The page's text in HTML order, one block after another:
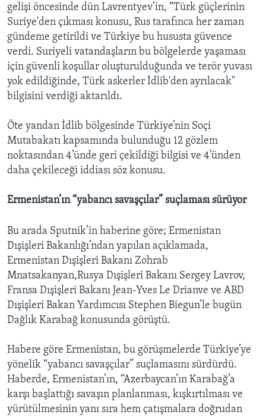
gelişi öncesinde dün Lavrentyev’in, “Türk güçlerinin
Suriye'den çıkması konusu, Rus tarafınca her zaman
gündeme getirildi ve Türkiye bu hususta güvence
verdi. Suriyeli vatandaşların bu bölgelerde yaşaması
için güvenli koşullar oluşturulduğunda ve terör yuvası
yok edildiğinde, Türk askerler İdlib'den ayrılacak"
bilgisini verdiği aktarıldı.
Öte yandan İdlib bölgesinde Türkiye’nin Soçi
Mutabakatı kapsamında bulunduğu 12 gözlem
noktasından 4’ünde geri çekildiği bilgisi ve 4’ünden
daha çekileceği iddiası söz konusu.
Ermenistan’ın “yabancı savaşçılar” suçlaması sürüyor
Bu arada Sputnik’in haberine göre; Ermenistan
Dışişleri Bakanlığı’ndan yapılan açıklamada,
Ermenistan Dışişleri Bakanı Zohrab
Mnatsakanyan,Rusya Dışişleri Bakanı Sergey Lavrov,
Fransa Dışişleri Bakanı Jean-Yves Le Drianve ve ABD
Dışişleri Bakan Yardımcısı Stephen Biegun’le bugün
Dağlık Karabağ konusunda görüştü.
Habere göre Ermenistan, bu görüşmelerde Türkiye’ye
yönelik “yabancı savaşçılar” suçlamasını sürdürdü.
Haberde, Ermenistan’ın, “Azerbaycan’ın Karabağ’a
karşı başlattığı savaşın planlanması, kışkırtılması ve
yürütülmesinin yanı sıra hem çatışmalara doğrudan